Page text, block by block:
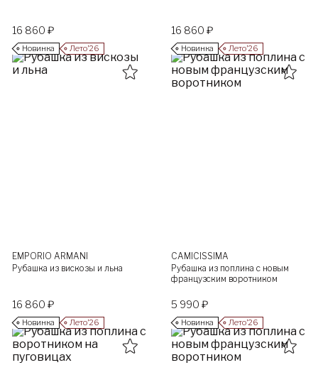
16 860 ₽
Новинка Лето’26
16 860 ₽
Новинка Лето’26
EMPORIO ARMANI
Рубашка из вискозы и льна
16 860 ₽
Новинка Лето’26
CAMICISSIMA
Рубашка из поплина с новым
французским воротником
5 990 ₽
Новинка Лето’26